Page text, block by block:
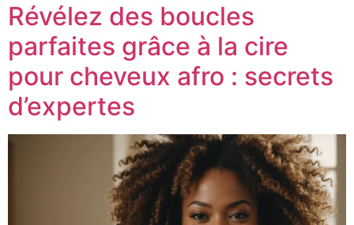
Révélez des boucles
parfaites grâce à la cire
pour cheveux afro : secrets
d’expertes